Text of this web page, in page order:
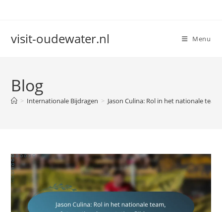
visit-oudewater.nl Menu
Blog
> Internationale Bijdragen > Jason Culina: Rol in het nationale